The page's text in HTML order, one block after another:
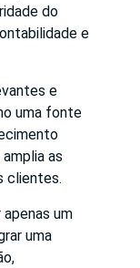
do
e
e
uma fonte
as
clientes.
um
uma